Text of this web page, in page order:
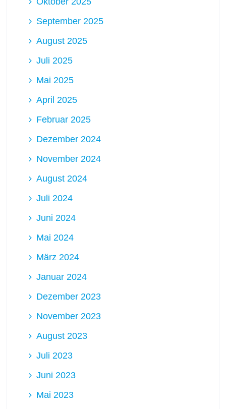
September 2025
August 2025
Juli 2025
Mai 2025
April 2025
Februar 2025
Dezember 2024
November 2024
August 2024
Juli 2024
Juni 2024
Mai 2024
März 2024
Januar 2024
Dezember 2023
November 2023
August 2023
Juli 2023
Juni 2023
Mai 2023